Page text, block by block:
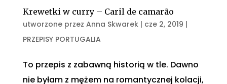
Krewetki w curry – Caril de camarão
utworzone przez Anna Skwarek| cze 2, 2019 |
PRZEPISY PORTUGALIA
To przepis z zabawną historią w tle. Dawno
nie byłam z mężem na romantycznej kolacji,